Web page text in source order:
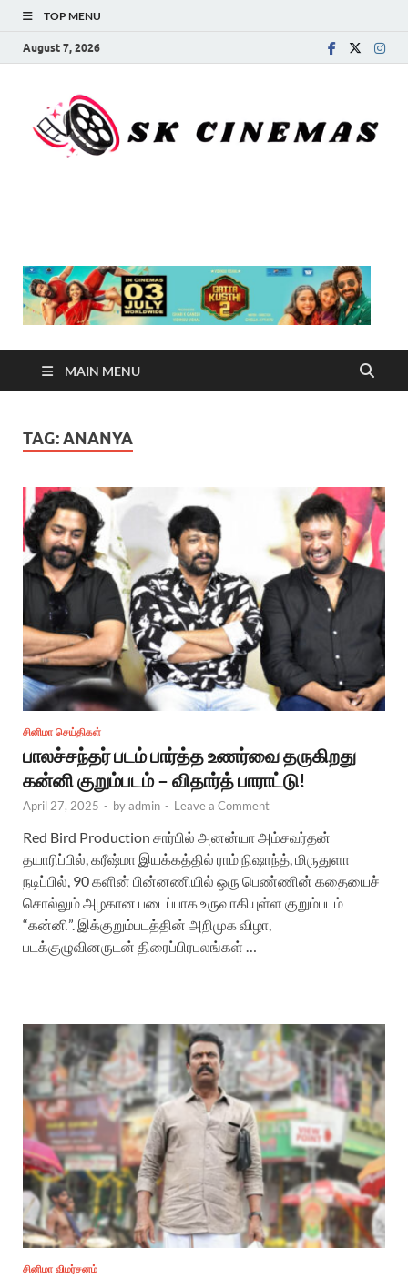
TOP MENU
August 7, 2026
MAIN MENU
TAG:ANANYA
சினிமா செய்திகள்
பாலச்சந்தர் படம் பார்த்த உணர்வை தருகிறது
கன்னி குறும்படம் – விதார்த் பாராட்டு!
April 27, 2025 - byadmin - Leave a Comment
Red Bird Production சார்பில் அனன்யா அம்சவர்தன்
தயாரிப்பில், கரீஷ்மா இயக்கத்தில் ராம் நிஷாந்த், மிருதுளா
நடிப்பில், 90 களின் பின்னணியில் ஒரு பெண்ணின் கதையைச்
சொல்லும் அழகான படைப்பாக உருவாகியுள்ள குறும்படம்
“கன்னி”. இக்குறும்படத்தின் அறிமுக விழா,
படக்குழுவினருடன் திரைப்பிரபலங்கள் …
சினிமா விமர்சனம்